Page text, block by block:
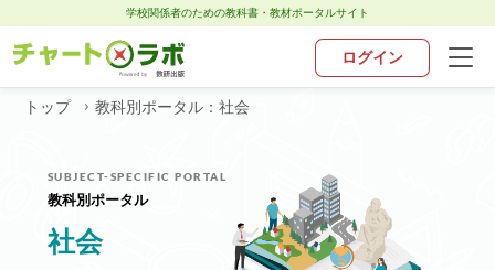
学校関係者のための教科書・教材ポータルサイト
トップ
チャート×ラボとは
お知らせ
ログイン
トップ 教科別ポータル：社会
SUBJECT-SPECIFIC PORTAL
教科別ポータル
社会